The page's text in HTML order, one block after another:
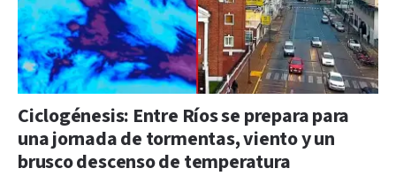
Ciclogénesis: Entre Ríos se prepara para
una jornada de tormentas, viento y un
brusco descenso de temperatura